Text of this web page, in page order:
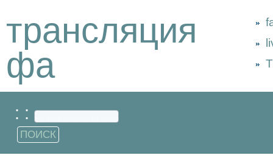
трансляция
фа
: :